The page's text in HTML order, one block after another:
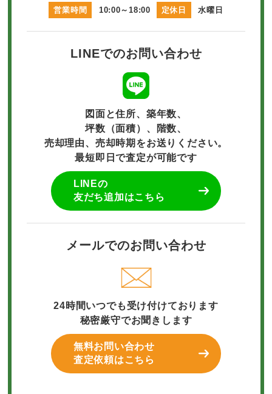
営業時間 10:00～18:00 定休日 水曜日
LINEでのお問い合わせ
図面と住所、築年数、
坪数（面積）、階数、
売却理由、売却時期をお送りください。
最短即日で査定が可能です
LINEの
友だち追加はこちら
メールでのお問い合わせ
24時間いつでも受け付けております
秘密厳守でお聞きします
無料お問い合わせ
査定依頼はこちら